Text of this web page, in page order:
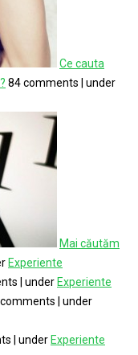
Ce cauta
84 comments
under
Mai căutăm
Experiente
under Experiente
under
under Experiente